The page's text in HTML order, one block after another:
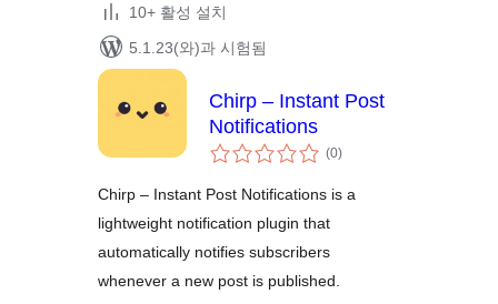
10+ 활성 설치
5.1.23(와)과 시험됨
Chirp – Instant Post
Notifications
(0전
체)
Chirp – Instant Post Notifications is a
lightweight notification plugin that
automatically notifies subscribers
whenever a new post is published.